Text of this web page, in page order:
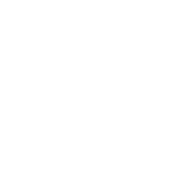
standard